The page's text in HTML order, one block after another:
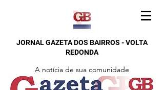
JORNAL GAZETA DOS BAIRROS - VOLTA
REDONDA
A notícia de sua comunidade